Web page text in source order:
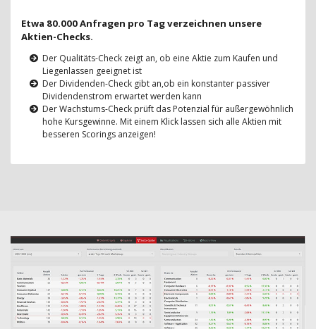
Etwa 80.000 Anfragen pro Tag verzeichnen unsere
Aktien-Checks.
Der Qualitäts-Check zeigt an, ob eine Aktie zum Kaufen und
Liegenlassen geeignet ist
Der Dividenden-Check gibt an,ob ein konstanter passiver
Dividendenstrom erwartet werden kann
Der Wachstums-Check prüft das Potenzial für außergewöhnlich
hohe Kursgewinne. Mit einem Klick lassen sich alle Aktien mit
besseren Scorings anzeigen!